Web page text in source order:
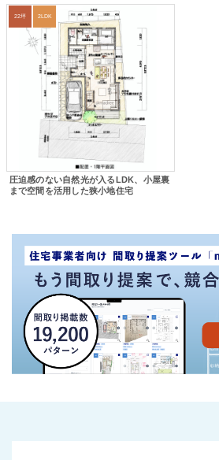
22坪 2LDK
圧迫感のない自然光が入るLDK、小屋裏
まで空間を活用した狭小地住宅